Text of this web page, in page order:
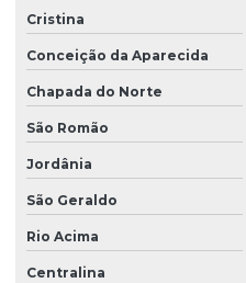
Cristina
Conceição da Aparecida
Chapada do Norte
São Romão
Jordânia
São Geraldo
Rio Acima
Centralina